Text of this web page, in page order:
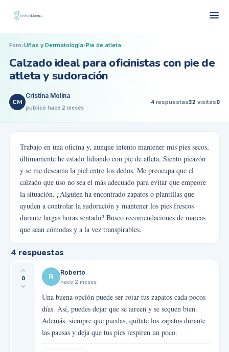
Foro›Uñas y Dermatología›Pie de atleta
Calzado ideal para oficinistas con pie de
atleta y sudoración
CM
Cristina Molina
publicó hace 2 meses
4 respuestas32 visitas0
Trabajo en una oficina y, aunque intento mantener mis pies secos,
últimamente he estado lidiando con pie de atleta. Siento picazón
y se me descama la piel entre los dedos. Me preocupa que el
calzado que uso no sea el más adecuado para evitar que empeore
la situación. ¿Alguien ha encontrado zapatos o plantillas que
ayuden a controlar la sudoración y mantener los pies frescos
durante largas horas sentado? Busco recomendaciones de marcas
que sean cómodas y a la vez transpirables.
4 respuestas
0 R Roberto
hace 2 meses
Una buena opción puede ser rotar tus zapatos cada pocos
días. Así, puedes dejar que se aireen y se sequen bien.
Además, siempre que puedas, quítate los zapatos durante
las pausas y deja que tus pies respiren un poco.